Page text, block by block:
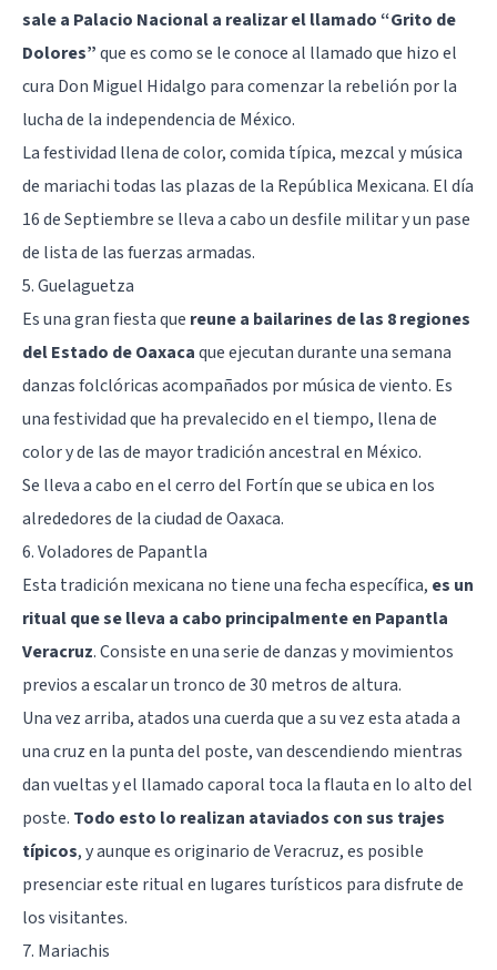
sale a Palacio Nacional a realizar el llamado “Grito de
Dolores”que es como se le conoce al llamado que hizo el
cura Don Miguel Hidalgo para comenzar la rebelión por la
lucha de la independencia de México.
La festividad llena de color, comida típica, mezcal y música
de mariachi todas las plazas de la República Mexicana. El día
16 de Septiembre se lleva a cabo un desfile militar y un pase
de lista de las fuerzas armadas.
5. Guelaguetza
Es una gran fiesta que reune a bailarines de las 8 regiones
del Estado de Oaxacaque ejecutan durante una semana
danzas folclóricas acompañados por música de viento. Es
una festividad que ha prevalecido en el tiempo, llena de
color y de las de mayor tradición ancestral en México.
Se lleva a cabo en el cerro del Fortín que se ubica en los
alrededores de la ciudad de Oaxaca.
6. Voladores de Papantla
Esta tradición mexicana no tiene una fecha específica, es un
ritual que se lleva a cabo principalmente en Papantla
Veracruz. Consiste en una serie de danzas y movimientos
previos a escalar un tronco de 30 metros de altura.
Una vez arriba, atados una cuerda que a su vez esta atada a
una cruz en la punta del poste, van descendiendo mientras
dan vueltas y el llamado caporal toca la flauta en lo alto del
poste. Todo esto lo realizan ataviados con sus trajes
típicos, y aunque es originario de Veracruz, es posible
presenciar este ritual en lugares turísticos para disfrute de
los visitantes.
7. Mariachis